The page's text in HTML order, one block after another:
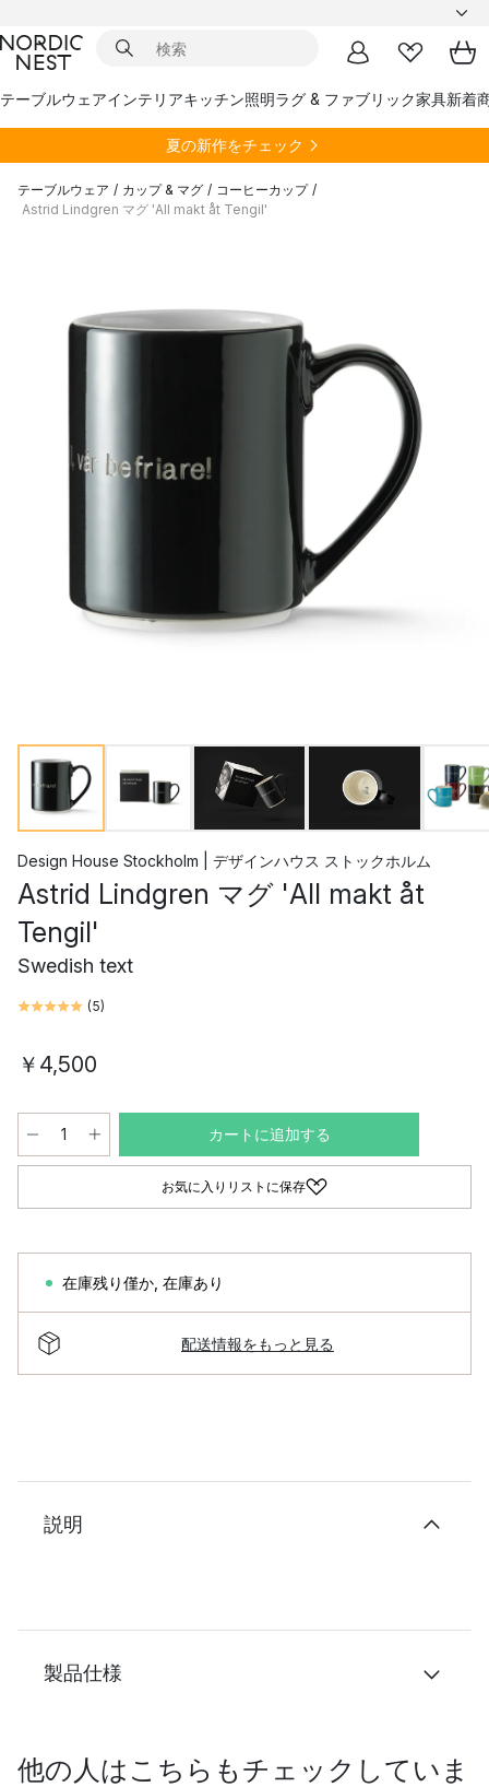
テーブルウェアインテリアキッチン照明ラグ & ファブリック家具新着
夏の新作をチェック
テーブルウェア / カップ & マグ / コーヒーカップ /
Astrid Lindgren マグ 'All makt åt Tengil'
Design House Stockholm | デザインハウス ストックホルム
Astrid Lindgren マグ 'All makt åt
Tengil'
Swedish text
(5)
￥4,500
カートに追加する
お気に入りリストに保存
在庫残り僅か 在庫あり
配送情報をもっと見る
説明
製品仕様
他の人はこちらもチェックしていま